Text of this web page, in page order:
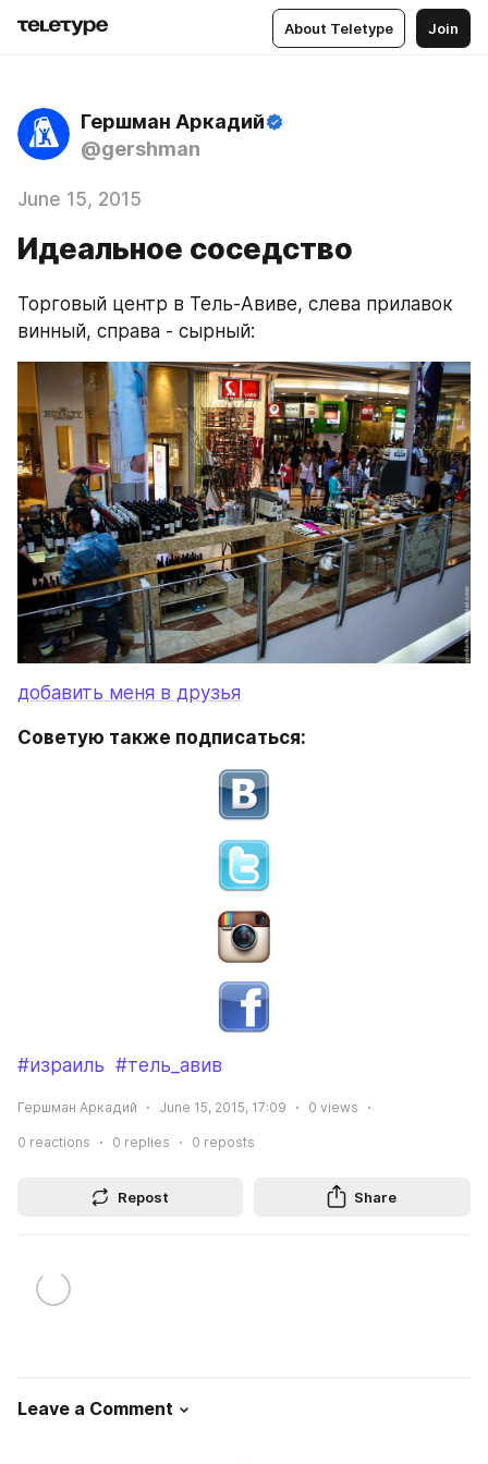
About Teletype Join
Гершман Аркадий
@gershman
June 15, 2015
Идеальное соседство
Торговый центр в Тель-Авиве, слева прилавок
винный, справа - сырный:
добавить меня в друзья
Советую также подписаться:
#израиль #тель_авив
Гершман Аркадий June 15, 2015, 17:09 0 views
0 reactions 0 replies 0 reposts
Repost Share
Leave a Comment